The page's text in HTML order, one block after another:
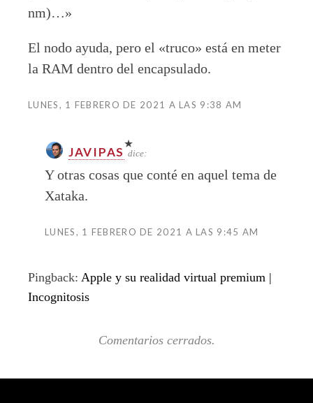
nm)…»
El nodo ayuda, pero el «truco» está en meter
la RAM dentro del encapsulado.
LUNES, 1 FEBRERO DE 2021 A LAS 9:38 AM
JAVIPAS dice:
Y otras cosas que conté en aquel tema de
Xataka.
LUNES, 1 FEBRERO DE 2021 A LAS 9:45 AM
Pingback: Apple y su realidad virtual premium |
Incognitosis
Comentarios cerrados.